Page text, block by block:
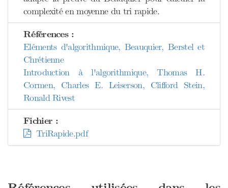
complexité en moyenne du tri rapide.
Références :
Eléments d'algorithmique, Beauquier, Berstel et
Chrétienne
Introduction à l'algorithmique, Thomas H.
Cormen, Charles E. Leiserson, Clifford Stein,
Ronald Rivest
Fichier :
TriRapide.pdf